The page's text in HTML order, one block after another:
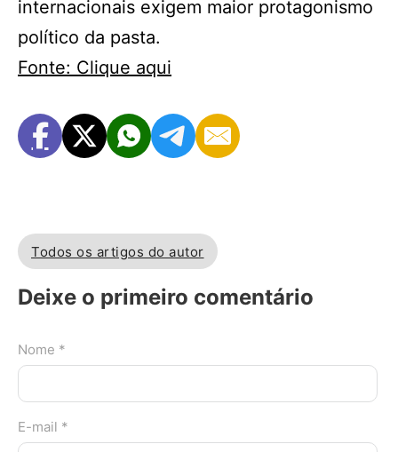
internacionais exigem maior protagonismo
político da pasta.
Fonte: Clique aqui
Todos os artigos do autor
Deixe o primeiro comentário
Nome *
E-mail *